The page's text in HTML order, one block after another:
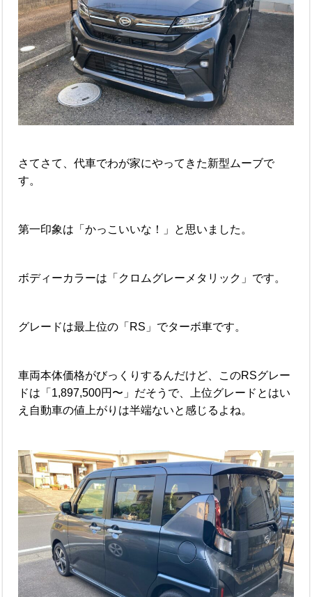
さてさて、代車でわが家にやってきた新型ムーブで
す。
第一印象は「かっこいいな！」と思いました。
ボディーカラーは「クロムグレーメタリック」です。
グレードは最上位の「RS」でターボ車です。
車両本体価格がびっくりするんだけど、このRSグレー
ドは「1,897,500円〜」だそうで、上位グレードとはい
え自動車の値上がりは半端ないと感じるよね。